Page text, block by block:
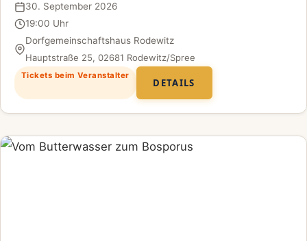
Datum
30. September 2026
Uhrzeit
19:00 Uhr
Ort
Dorfgemeinschaftshaus Rodewitz
Hauptstraße 25, 02681 Rodewitz/Spree
Tickets beim Veranstalter
DETAILS